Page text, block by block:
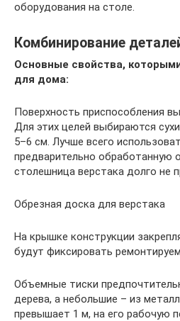
оборудования на столе.
Комбинирование
Основные свойства,
для дома:
Поверхность приспособления
Для этих целей выбираются
5–6 см. Лучше всего
предварительно обработанную
столешница верстака долго не
Обрезная доска для верстака
На крышке конструкции
будут фиксировать
Объемные тиски
дерева, а небольшие – из
превышает 1 м, на его рабочую